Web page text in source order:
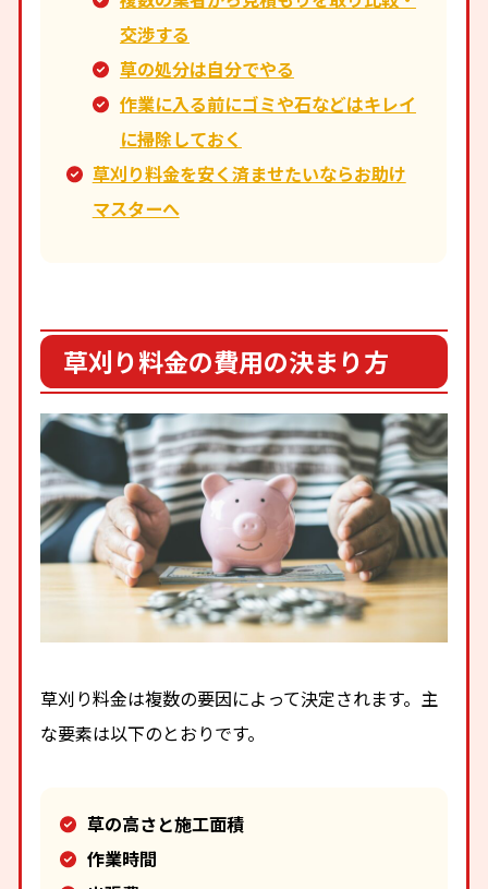
交渉する
草の処分は自分でやる
作業に入る前にゴミや石などはキレイ
に掃除しておく
草刈り料金を安く済ませたいならお助け
マスターへ
草刈り料金の費用の決まり方
草刈り料金は複数の要因によって決定されます。主
な要素は以下のとおりです。
草の高さと施工面積
作業時間